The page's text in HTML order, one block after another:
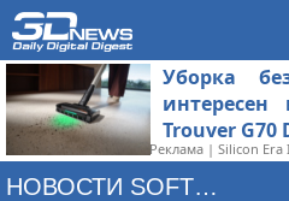
Уборка
интересен
Trouver G70
Реклама | Silicon Era
НОВОСТИ SOFTWARE